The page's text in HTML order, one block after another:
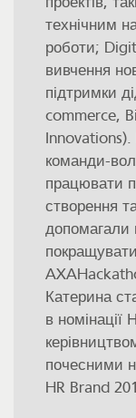
технічним
роботи;
вивчення
підтримки
commerce,
команди-
працювати
створення
допомагали
Катерина
в номінації
почесними
HR Brand